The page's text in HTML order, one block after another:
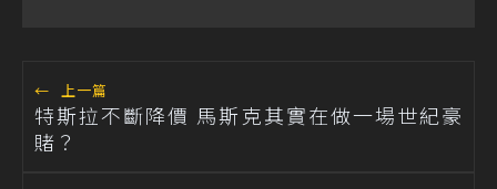
← 上一篇
特斯拉不斷降價 馬斯克其實在做一場世紀豪
賭？